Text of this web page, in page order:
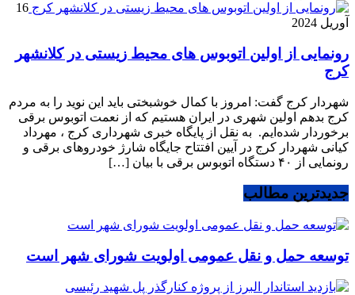
16
آوریل 2024
رونمایی از اولین اتوبوس های محیط زیستی در کلانشهر
کرج
شهردار کرج گفت: امروز با کمال خوشبختی باید این نوید را به مردم
کرج بدهم اولین شهری در ایران هستیم که از نعمت اتوبوس برقی
برخوردار شده‌ایم. به نقل از پایگاه خبری شهرداری کرج ، مهرداد
کیانی شهردار کرج در آیین افتتاح جایگاه شارژ خودروهای برقی و
رونمایی از ۴٠ دستگاه اتوبوس برقی با بیان […]
جدیدترین مطالب
توسعه حمل و نقل عمومی اولویت شورای شهر است